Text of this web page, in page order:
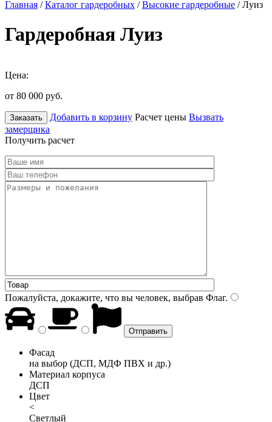
Главная /Каталог гардеробных /Высокие гардеробные / Луиз
Гардеробная Луиз
Цена:
от 80 000 руб.
Заказать Добавить в корзину Расчет цены Вызвать
замерщика
Получить расчет
Пожалуйста, докажите, что вы человек, выбрав Флаг.
Фасад
на выбор (ДСП, МДФ ПВХ и др.)
Материал корпуса
ДСП
Цвет
<
Светлый